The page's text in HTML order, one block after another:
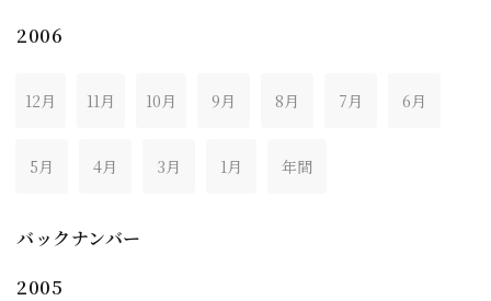
2006
12月 11月 10月 9月 8月 7月 6月
5月 4月 3月 1月 年間
バックナンバー
2005